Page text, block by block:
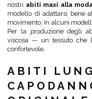
nostri abiti maxi alla
modello di adattarsi bene
movimento. In alcuni
Per la produzione degli
viscosa — un tessuto che
confortevole.
ABITI